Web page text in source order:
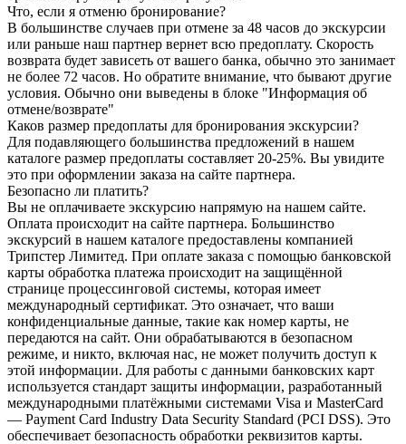
Что, если я отменю бронирование?
В большинстве случаев при отмене за 48 часов до экскурсии
или раньше наш партнер вернет всю предоплату. Скорость
возврата будет зависеть от вашего банка, обычно это занимает
не более 72 часов. Но обратите внимание, что бывают другие
условия. Обычно они выведены в блоке "Информация об
отмене/возврате"
Каков размер предоплаты для бронирования экскурсии?
Для подавляющего большинства предложений в нашем
каталоге размер предоплаты составляет 20-25%. Вы увидите
это при оформлении заказа на сайте партнера.
Безопасно ли платить?
Вы не оплачиваете экскурсию напрямую на нашем сайте.
Оплата происходит на сайте партнера. Большинство
экскурсий в нашем каталоге предоставлены компанией
Трипстер Лимитед. При оплате заказа с помощью банковской
карты обработка платежа происходит на защищённой
странице процессинговой системы, которая имеет
международный сертификат. Это означает, что ваши
конфиденциальные данные, такие как номер карты, не
передаются на сайт. Они обрабатываются в безопасном
режиме, и никто, включая нас, не может получить доступ к
этой информации. Для работы с данными банковских карт
используется стандарт защиты информации, разработанный
международными платёжными системами Visa и MasterCard
— Payment Card Industry Data Security Standard (PCI DSS). Это
обеспечивает безопасность обработки реквизитов карты.